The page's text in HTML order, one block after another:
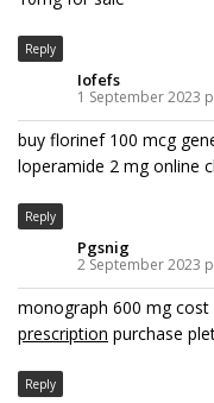
Reply
Iofefs
1 September 2023
buy florinef 100 mcg
loperamide 2 mg online
Reply
Pgsnig
2 September 2023
monograph 600 mg cost
prescription purchase
Reply